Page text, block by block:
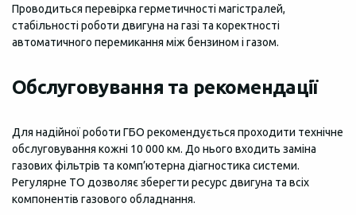
Проводиться перевірка герметичності магістралей,
стабільності роботи двигуна на газі та коректності
автоматичного перемикання між бензином і газом.
Обслуговування та рекомендації
Для надійної роботи ГБО рекомендується проходити технічне
обслуговування кожні 10 000 км. До нього входить заміна
газових фільтрів та комп’ютерна діагностика системи.
Регулярне ТО дозволяє зберегти ресурс двигуна та всіх
компонентів газового обладнання.